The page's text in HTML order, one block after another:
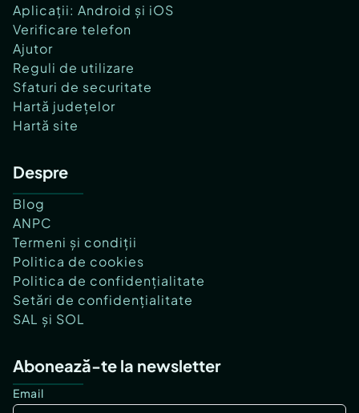
Aplicații: Android și iOS
Verificare telefon
Ajutor
Reguli de utilizare
Sfaturi de securitate
Hartă județelor
Hartă site
Despre
Blog
ANPC
Termeni și condiții
Politica de cookies
Politica de confidențialitate
Setări de confidențialitate
SAL și SOL
Abonează-te la newsletter
Email